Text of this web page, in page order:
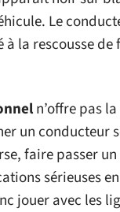
Le
à la rescousse
n’offre pas
un conducteur
faire passer
sérieuses
jouer avec les